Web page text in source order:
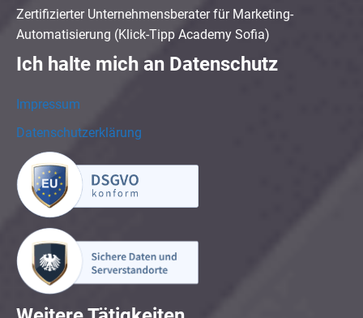
Zertifizierter Unternehmensberater für Marketing-
Automatisierung (Klick-Tipp Academy Sofia)
Ich halte mich an Datenschutz
Impressum
Datenschutzerklärung